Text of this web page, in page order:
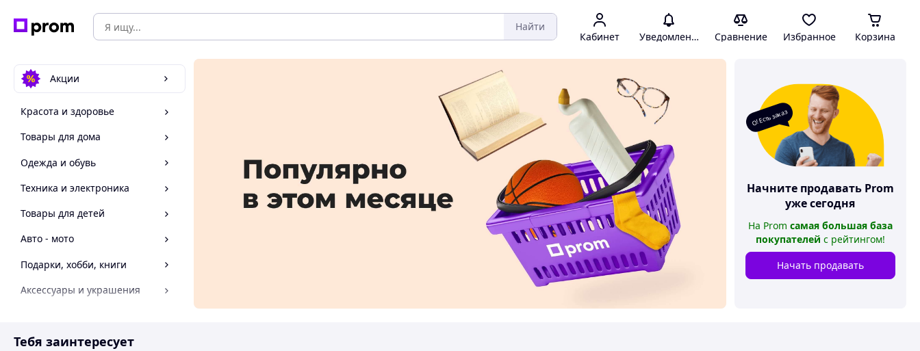
Найти
Кабинет Уведомления Сравнение Избранное Корзина
Акции
Красота и здоровье
Товары для дома
Одежда и обувь
Техника и электроника
Товары для детей
Авто - мото
Подарки, хобби, книги
Аксессуары и украшения
Спорт и отдых
О! Есть заказ
Начните продавать Prom
уже сегодня
На Prom самая большая база
покупателей с рейтингом!
Начать продавать
Тебя заинтересует